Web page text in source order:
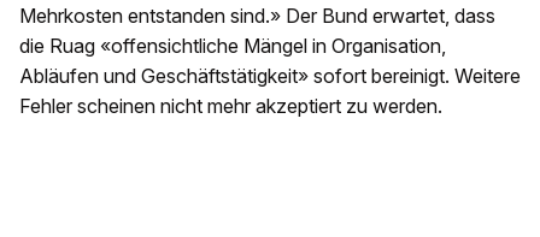
Mehrkosten entstanden sind.» Der Bund erwartet, dass
die Ruag «offensichtliche Mängel in Organisation,
Abläufen und Geschäftstätigkeit» sofort bereinigt. Weitere
Fehler scheinen nicht mehr akzeptiert zu werden.